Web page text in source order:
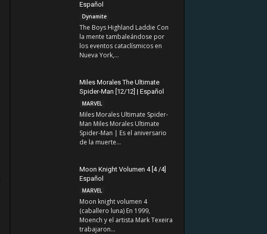
Español
Dynamite
The Boys Highland Laddie Con
la mente tambaleándose por
los eventos cataclísmicos en
Nueva York,...
Miles Morales The Ultimate
Spider-Man [12/12] | Español
MARVEL
Miles Morales Ultimate Spider-
Man Miles Morales Ultimate
Spider-Man | Es el aniversario
de la muerte...
Moon Knight Volumen 4 [4 /4]
Español
MARVEL
Moon knight volumen 4
(caballero luna) En 1999,
Moench y el artista Mark Texeira
trabajaron...